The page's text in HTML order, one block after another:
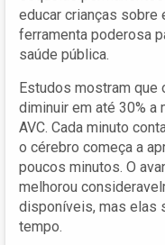
educar crianças
ferramenta poderosa
saúde pública.
Estudos mostram que
diminuir em até 30% a
AVC. Cada minuto
o cérebro começa a
poucos minutos. O
melhorou
disponíveis, mas elas
tempo.